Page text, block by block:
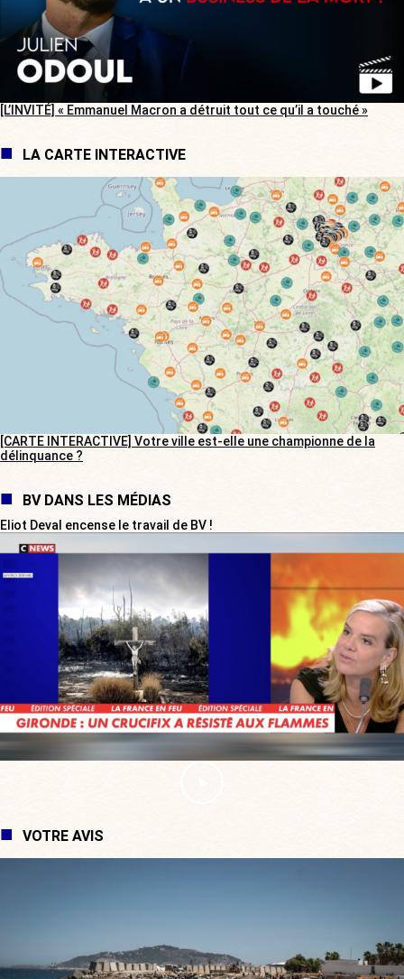
[L’INVITÉ] « Emmanuel Macron a détruit tout ce qu’il a touché »
LA CARTE INTERACTIVE
[CARTE INTERACTIVE] Votre ville est-elle une championne de la
délinquance ?
BV DANS LES MÉDIAS
Eliot Deval encense le travail de BV !
VOTRE AVIS